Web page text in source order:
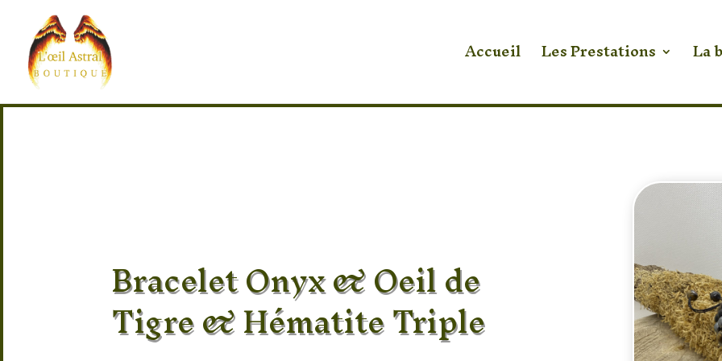
Accueil Les Prestations La
Bracelet Onyx & Oeil de
Tigre & Hématite Triple